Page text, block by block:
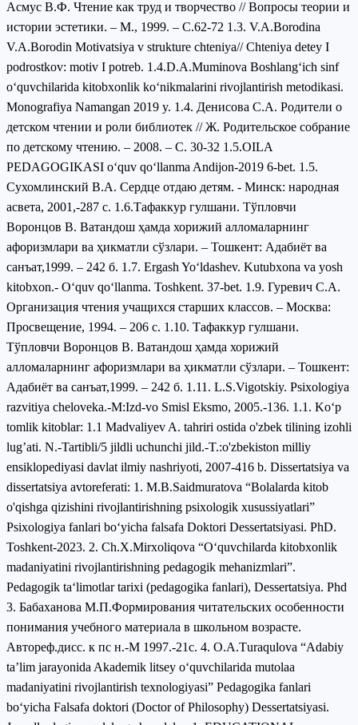
Асмус В.Ф. Чтение как труд и творчество // Вопросы теории и
истории эстетики. – М., 1999. – С.62-72 1.3. V.A.Borodina
V.A.Borodin Motivatsiya v strukture chteniya// Chteniya detey I
podrostkov: motiv I potreb. 1.4.D.A.Muminova Boshlang‘ich sinf
o‘quvchilarida kitobxonlik ko‘nikmalarini rivojlantirish metodikasi.
Monografiya Namangan 2019 y. 1.4. Денисова С.А. Родители о
детском чтении и роли библиотек // Ж. Родительское собрание
по детскому чтению. – 2008. – С. 30-32 1.5.OILA
PEDAGOGIKASI o‘quv qo‘llanma Andijon-2019 6-bet. 1.5.
Сухомлинский В.А. Сердце отдаю детям. - Минск: народная
асвета, 2001,-287 с. 1.6.Тафаккур гулшани. Тўпловчи
Воронцов В. Ватандош ҳамда хорижий алломаларнинг
афоризмлари ва ҳикматли сўзлари. – Тошкент: Адабиёт ва
санъат,1999. – 242 б. 1.7. Ergash Yo‘ldashev. Kutubxona va yosh
kitobxon.- O‘quv qo‘llanma. Toshkent. 37-bet. 1.9. Гуревич С.А.
Организация чтения учащихся старших классов. – Москва:
Просвещение, 1994. – 206 с. 1.10. Тафаккур гулшани.
Тўпловчи Воронцов В. Ватандош ҳамда хорижий
алломаларнинг афоризмлари ва ҳикматли сўзлари. – Тошкент:
Адабиёт ва санъат,1999. – 242 б. 1.11. L.S.Vigotskiy. Psixologiya
razvitiya cheloveka.-M:Izd-vo Smisl Eksmo, 2005.-136. 1.1. Koʻp
tomlik kitoblar: 1.1 Madvaliyev A. tahriri ostida o'zbek tilining izohli
lug’ati. N.-Tartibli/5 jildli uchunchi jild.-T.:o'zbekiston milliy
ensiklopediyasi davlat ilmiy nashriyoti, 2007-416 b. Dissertatsiya va
dissertatsiya avtoreferati: 1. M.B.Saidmuratova “Bolalarda kitob
o'qishga qizishini rivojlantirishning psixologik xusussiyatlari”
Psixologiya fanlari bo‘yicha falsafa Doktori Dessertatsiyasi. PhD.
Toshkent-2023. 2. Ch.X.Mirxoliqova “O‘quvchilarda kitobxonlik
madaniyatini rivojlantirishning pedagogik mehanizmlari”.
Pedagogik ta‘limotlar tarixi (pedagogika fanlari), Dessertatsiya. Phd
3. Бабаханова М.П.Формирования читательских особенности
понимания учебного материала в школьном возрасте.
Автореф.дисс. к пс н.-М 1997.-21с. 4. O.A.Тuraqulova “Adabiy
ta’lim jarayonida Akademik litsey o‘quvchilarida mutolaa
madaniyatini rivojlantirish texnologiyasi” Pedagogika fanlari
bo‘yicha Falsafa doktori (Doctor of Philosophy) Dessertatsiyasi.